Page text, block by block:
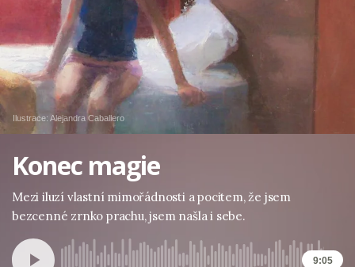
Ilustrace: Alejandra Caballero
Konec magie
Mezi iluzí vlastní mimořádnosti a pocitem, že jsem
bezcenné zrnko prachu, jsem našla i sebe.
9:05